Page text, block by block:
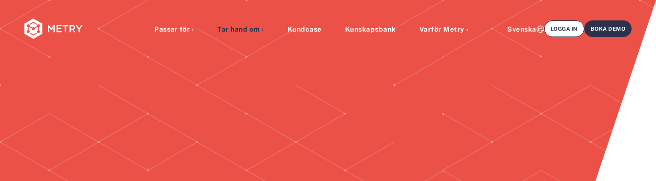
Passar för › Tar hand om › Kundcase Kunskapsbank Varför Metry › Svenska LOGGA IN BOKA DEMO